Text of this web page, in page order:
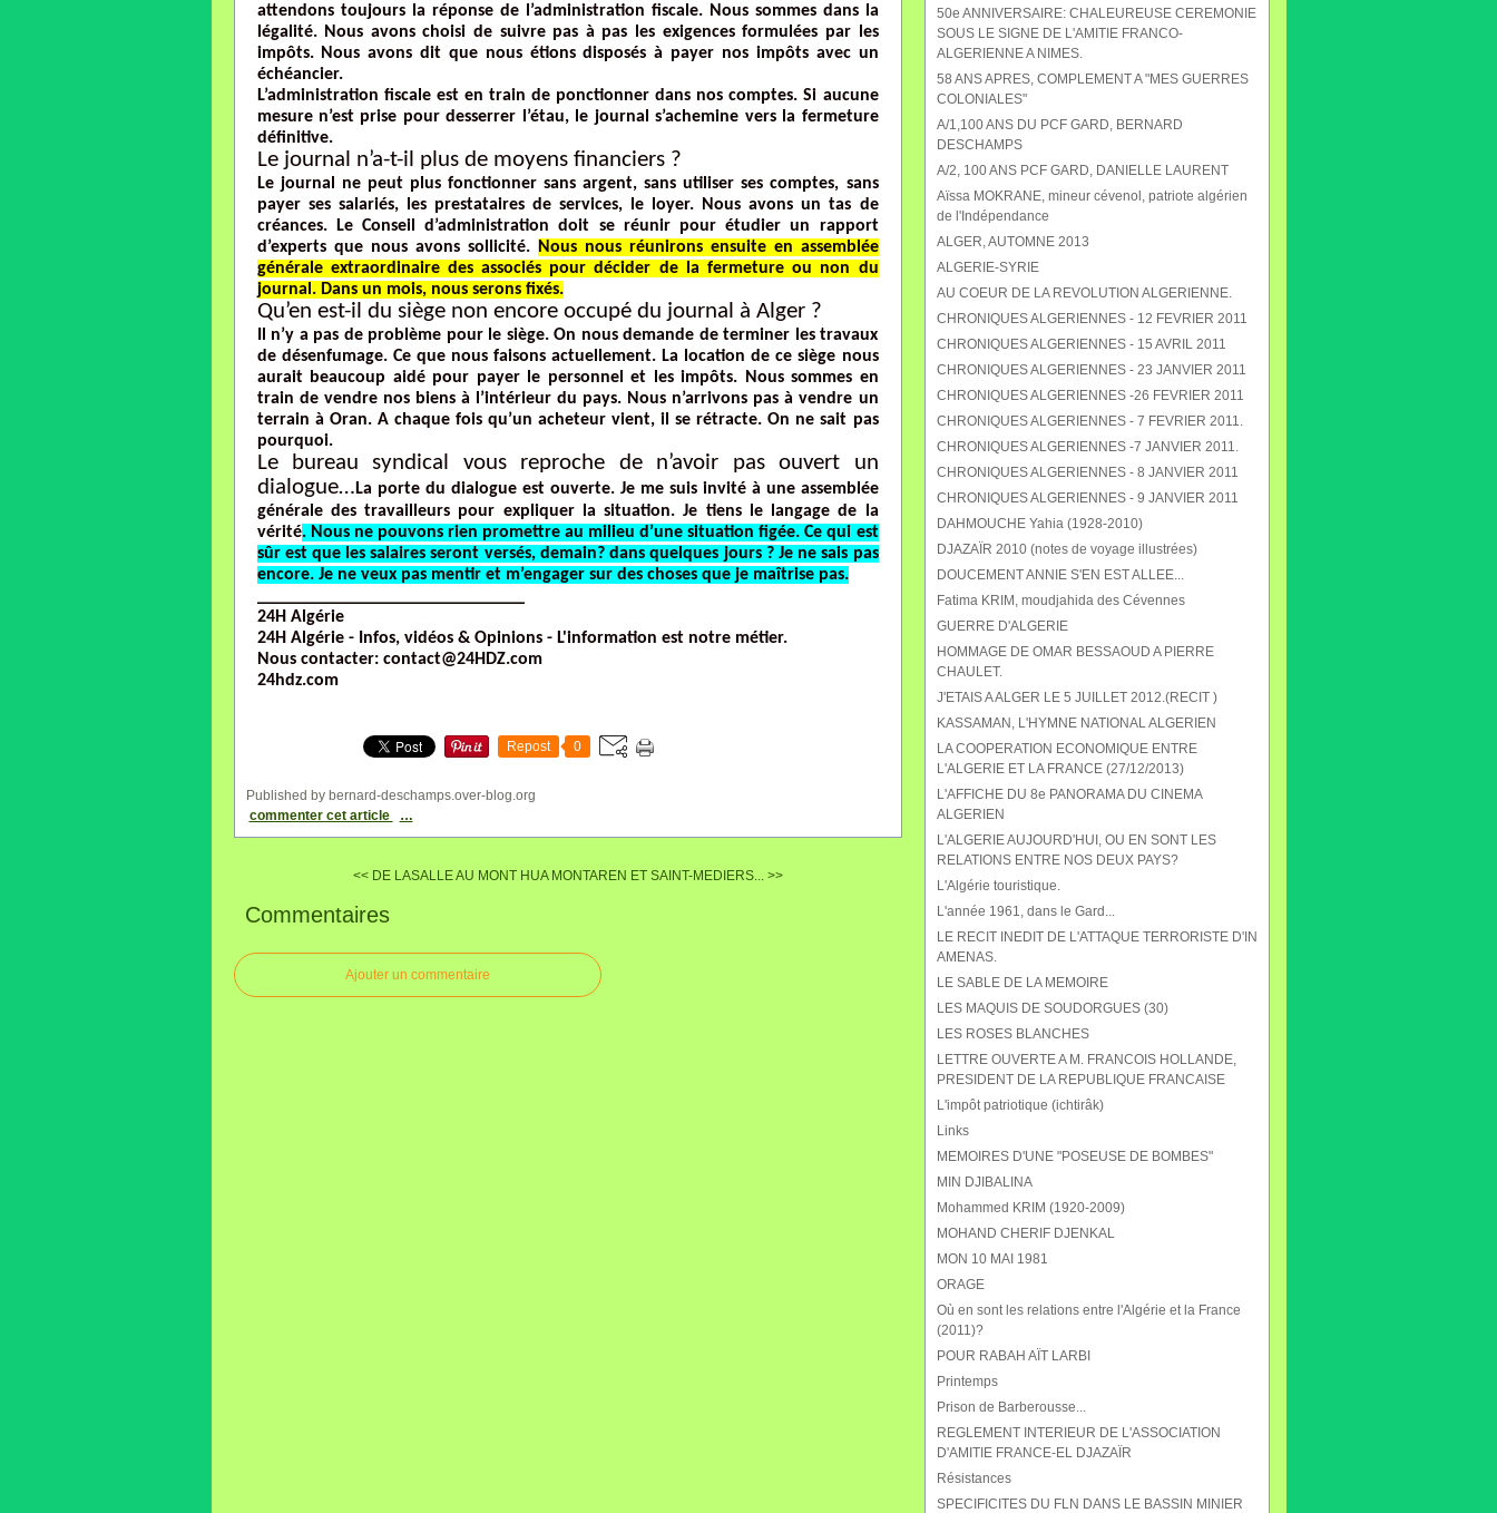
attendons toujours la réponse de l’administration fiscale. Nous sommes dans la
légalité. Nous avons choisi de suivre pas à pas les exigences formulées par les
impôts. Nous avons dit que nous étions disposés à payer nos impôts avec un
échéancier.
L’administration fiscale est en train de ponctionner dans nos comptes. Si aucune
mesure n’est prise pour desserrer l’étau, le journal s’achemine vers la fermeture
définitive.
Le journal n’a-t-il plus de moyens financiers ?
Le journal ne peut plus fonctionner sans argent, sans utiliser ses comptes, sans
payer ses salariés, les prestataires de services, le loyer. Nous avons un tas de
créances. Le Conseil d’administration doit se réunir pour étudier un rapport
d’experts que nous avons sollicité. Nous nous réunirons ensuite en assemblée
générale extraordinaire des associés pour décider de la fermeture ou non du
journal. Dans un mois, nous serons fixés.
Qu’en est-il du siège non encore occupé du journal à Alger ?
Il n’y a pas de problème pour le siège. On nous demande de terminer les travaux
de désenfumage. Ce que nous faisons actuellement. La location de ce siège nous
aurait beaucoup aidé pour payer le personnel et les impôts. Nous sommes en
train de vendre nos biens à l’intérieur du pays. Nous n’arrivons pas à vendre un
terrain à Oran. A chaque fois qu’un acheteur vient, il se rétracte. On ne sait pas
pourquoi.
Le bureau syndical vous reproche de n’avoir pas ouvert un
dialogue… La porte du dialogue est ouverte. Je me suis invité à une assemblée
générale des travailleurs pour expliquer la situation. Je tiens le langage de la
vérité. Nous ne pouvons rien promettre au milieu d’une situation figée. Ce qui est
sûr est que les salaires seront versés, demain? dans quelques jours ? Je ne sais pas
encore. Je ne veux pas mentir et m’engager sur des choses que je maîtrise pas.
24H Algérie
24H Algérie - Infos, vidéos & Opinions - L'information est notre métier.
Nous contacter: contact@24HDZ.com
24hdz.com
Repost 0
Published by bernard-deschamps.over-blog.org
commenter cet article
…
<< DE LASALLE AU MONT HUA MONTAREN ET SAINT-MEDIERS... >>
Commentaires
Ajouter un commentaire
50e ANNIVERSAIRE: CHALEUREUSE CEREMONIE
SOUS LE SIGNE DE L'AMITIE FRANCO-
ALGERIENNE A NIMES.
58 ANS APRES, COMPLEMENT A "MES GUERRES
COLONIALES"
A/1,100 ANS DU PCF GARD, BERNARD
DESCHAMPS
A/2, 100 ANS PCF GARD, DANIELLE LAURENT
Aïssa MOKRANE, mineur cévenol, patriote algérien
de l'Indépendance
ALGER, AUTOMNE 2013
ALGERIE-SYRIE
AU COEUR DE LA REVOLUTION ALGERIENNE.
CHRONIQUES ALGERIENNES - 12 FEVRIER 2011
CHRONIQUES ALGERIENNES - 15 AVRIL 2011
CHRONIQUES ALGERIENNES - 23 JANVIER 2011
CHRONIQUES ALGERIENNES -26 FEVRIER 2011
CHRONIQUES ALGERIENNES - 7 FEVRIER 2011.
CHRONIQUES ALGERIENNES -7 JANVIER 2011.
CHRONIQUES ALGERIENNES - 8 JANVIER 2011
CHRONIQUES ALGERIENNES - 9 JANVIER 2011
DAHMOUCHE Yahia (1928-2010)
DJAZAÏR 2010 (notes de voyage illustrées)
DOUCEMENT ANNIE S'EN EST ALLEE...
Fatima KRIM, moudjahida des Cévennes
GUERRE D'ALGERIE
HOMMAGE DE OMAR BESSAOUD A PIERRE
CHAULET.
J'ETAIS A ALGER LE 5 JUILLET 2012.(RECIT )
KASSAMAN, L'HYMNE NATIONAL ALGERIEN
LA COOPERATION ECONOMIQUE ENTRE
L'ALGERIE ET LA FRANCE (27/12/2013)
L'AFFICHE DU 8e PANORAMA DU CINEMA
ALGERIEN
L'ALGERIE AUJOURD'HUI, OU EN SONT LES
RELATIONS ENTRE NOS DEUX PAYS?
L'Algérie touristique.
L'année 1961, dans le Gard...
LE RECIT INEDIT DE L'ATTAQUE TERRORISTE D'IN
AMENAS.
LE SABLE DE LA MEMOIRE
LES MAQUIS DE SOUDORGUES (30)
LES ROSES BLANCHES
LETTRE OUVERTE A M. FRANCOIS HOLLANDE,
PRESIDENT DE LA REPUBLIQUE FRANCAISE
L'impôt patriotique (ichtirâk)
Links
MEMOIRES D'UNE "POSEUSE DE BOMBES"
MIN DJIBALINA
Mohammed KRIM (1920-2009)
MOHAND CHERIF DJENKAL
MON 10 MAI 1981
ORAGE
Où en sont les relations entre l'Algérie et la France
(2011)?
POUR RABAH AÏT LARBI
Printemps
Prison de Barberousse...
REGLEMENT INTERIEUR DE L'ASSOCIATION
D'AMITIE FRANCE-EL DJAZAÏR
Résistances
SPECIFICITES DU FLN DANS LE BASSIN MINIER